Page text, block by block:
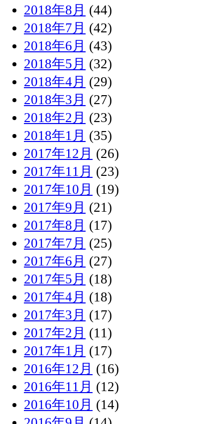
2018年8月 (44)
2018年7月 (42)
2018年6月 (43)
2018年5月 (32)
2018年4月 (29)
2018年3月 (27)
2018年2月 (23)
2018年1月 (35)
2017年12月 (26)
2017年11月 (23)
2017年10月 (19)
2017年9月 (21)
2017年8月 (17)
2017年7月 (25)
2017年6月 (27)
2017年5月 (18)
2017年4月 (18)
2017年3月 (17)
2017年2月 (11)
2017年1月 (17)
2016年12月 (16)
2016年11月 (12)
2016年10月 (14)